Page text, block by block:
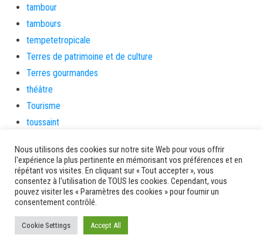
tambour
tambours
tempetetropicale
Terres de patrimoine et de culture
Terres gourmandes
théâtre
Tourisme
toussaint
Transition Energétique
Transport et routes
Travail
Travaux
Travaux THD
travaux utiles
Nous utilisons des cookies sur notre site Web pour vous offrir
l'expérience la plus pertinente en mémorisant vos préférences et en
répétant vos visites. En cliquant sur « Tout accepter », vous
consentez à l'utilisation de TOUS les cookies. Cependant, vous
pouvez visiter les « Paramètres des cookies » pour fournir un
consentement contrôlé.
Cookie Settings Accept All